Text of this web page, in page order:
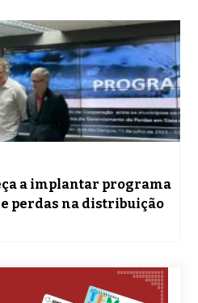
a implantar programa
perdas na distribuição